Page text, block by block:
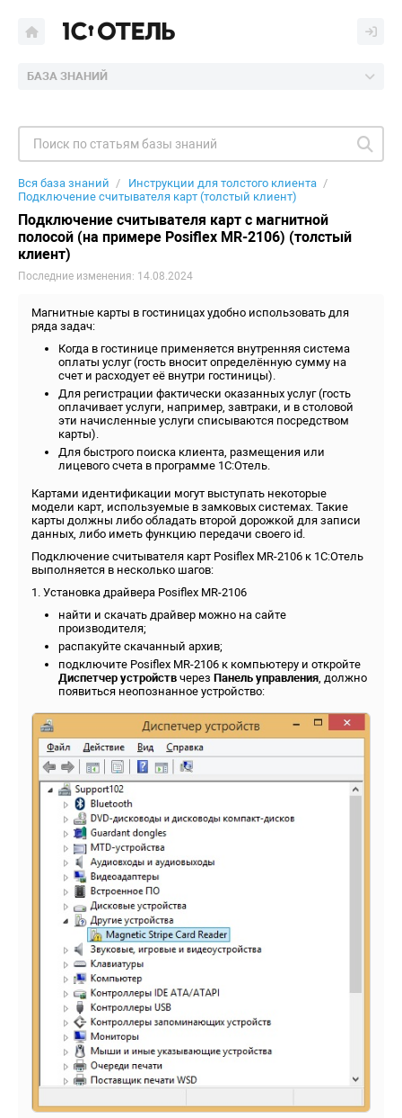
БАЗА ЗНАНИЙ
Вся база знаний
Инструкции для толстого клиента
Подключение считывателя карт (толстый клиент)
Подключение считывателя карт с магнитной
полосой (на примере Posiflex MR-2106) (толстый
клиент)
Последние изменения: 14.08.2024
Магнитные карты в гостиницах удобно использовать для
ряда задач:
Когда в гостинице применяется внутренняя система
оплаты услуг (гость вносит определённую сумму на
счет и расходует её внутри гостиницы).
Для регистрации фактически оказанных услуг (гость
оплачивает услуги, например, завтраки, и в столовой
эти начисленные услуги списываются посредством
карты).
Для быстрого поиска клиента, размещения или
лицевого счета в программе 1С:Отель.
Картами идентификации могут выступать некоторые
модели карт, используемые в замковых системах. Такие
карты должны либо обладать второй дорожкой для записи
данных, либо иметь функцию передачи своего id.
Подключение считывателя карт Posiflex MR-2106 к 1С:Отель
выполняется в несколько шагов:
1. Установка драйвера Posiflex MR-2106
найти и скачать драйвер можно на сайте
производителя;
распакуйте скачанный архив;
подключите Posiflex MR-2106 к компьютеру и откройте
Диспетчер устройств через Панель управления, должно
появиться неопознанное устройство: